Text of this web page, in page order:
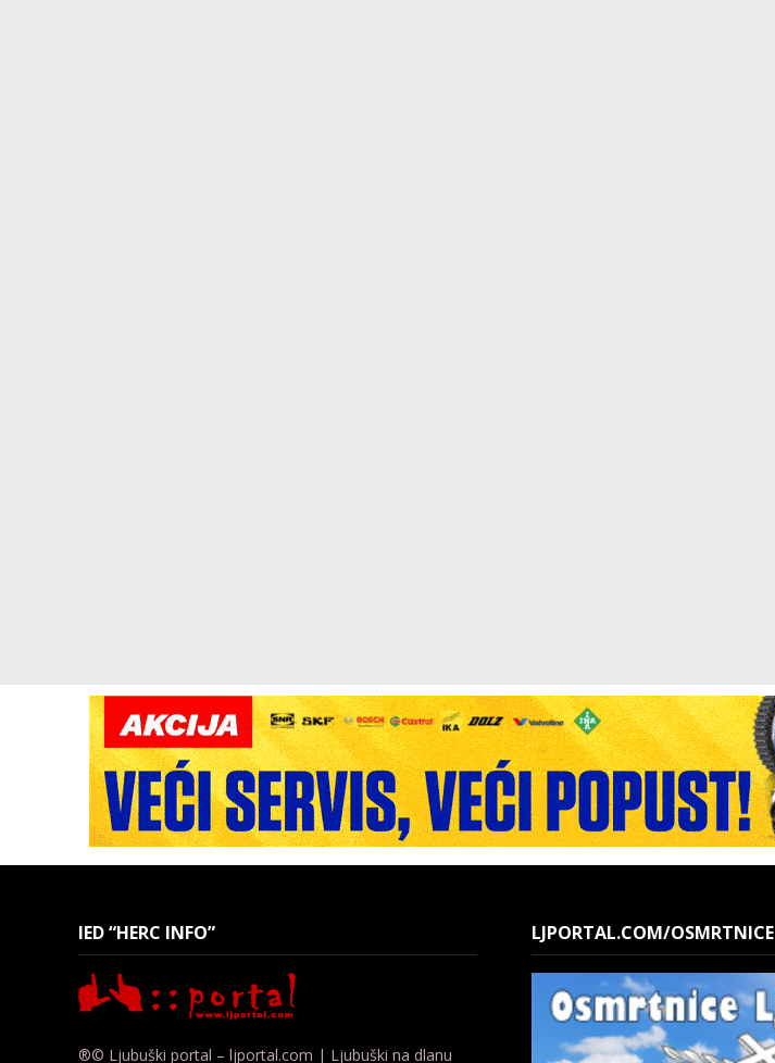
IED “HERC INFO”
®© Ljubuški portal – ljportal.com | Ljubuški na dlanu
LJPORTAL.COM/OSMRTNICE